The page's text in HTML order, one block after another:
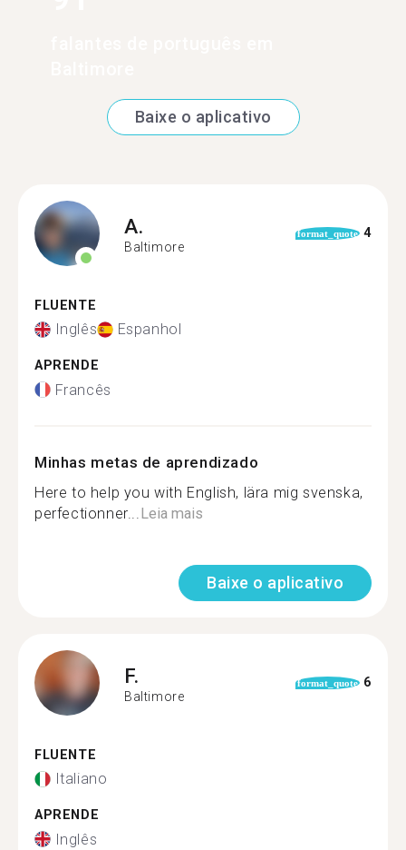
Baixe o aplicativo
A.
Baltimore
format_quote 4
FLUENTE
Inglês Espanhol
APRENDE
Francês
Minhas metas de aprendizado
Here to help you with English, lära mig svenska,
perfectionner... Leia mais
Baixe o aplicativo
F.
Baltimore
format_quote 6
FLUENTE
Italiano
APRENDE
Inglês